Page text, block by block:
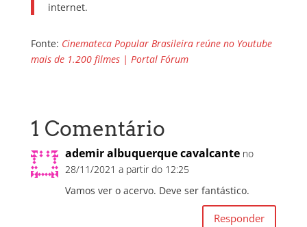
internet.
Fonte: Cinemateca Popular Brasileira reúne no Youtube
mais de 1.200 filmes | Portal Fórum
1 Comentário
ademir albuquerque cavalcante no
28/11/2021 a partir do 12:25
Vamos ver o acervo. Deve ser fantástico.
Responder